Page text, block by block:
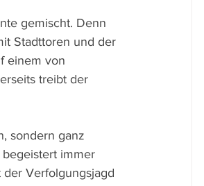
gemischt. Denn
Stadttoren und der
einem von
treibt der
sondern ganz
immer
Verfolgungsjagd